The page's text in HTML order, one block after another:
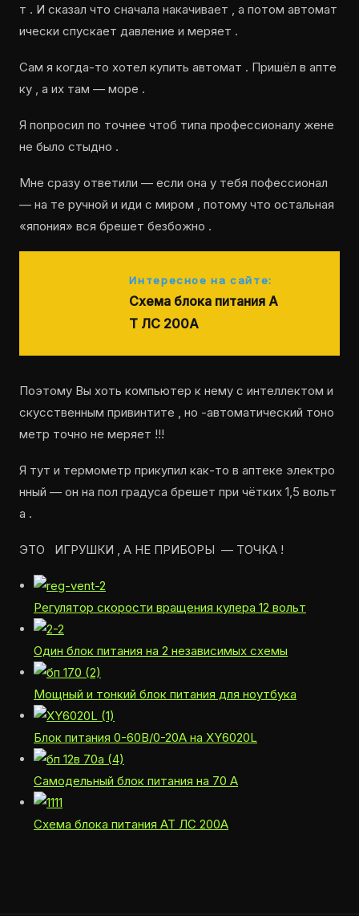
т . И сказал что сначала накачивает , а потом автомат
ически спускает давление и меряет .
Сам я когда-то хотел купить автомат . Пришёл в апте
ку , а их там — море .
Я попросил по точнее чтоб типа профессионалу жене
не было стыдно .
Мне сразу ответили — если она у тебя пофессионал
— на те ручной и иди с миром , потому что остальная
«япония» вся брешет безбожно .
Интересное на сайте:
Схема блока питания А
Т ЛС 200А
Поэтому Вы хоть компьютер к нему с интеллектом и
скусственным привинтите , но -автоматический тоно
метр точно не меряет !!!
Я тут и термометр прикупил как-то в аптеке электро
нный — он на пол градуса брешет при чётких 1,5 вольт
а .
ЭТО ИГРУШКИ , А НЕ ПРИБОРЫ — ТОЧКА !
Регулятор скорости вращения кулера 12 вольт
Один блок питания на 2 независимых схемы
Мощный и тонкий блок питания для ноутбука
Блок питания 0-60В/0-20А на XY6020L
Самодельный блок питания на 70 А
Схема блока питания АТ ЛС 200А